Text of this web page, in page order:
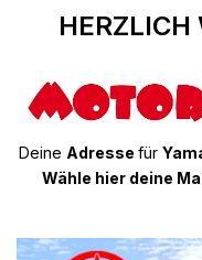
Deine Adresse für
Wähle hier deine